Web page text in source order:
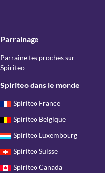
Parrainage
Parraine tes proches sur
Spiriteo
Spiriteo dans le monde
Spiriteo France
Spiriteo Belgique
Spiriteo Luxembourg
Spiriteo Suisse
Spiriteo Canada